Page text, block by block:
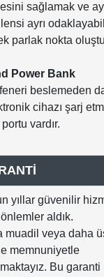
sağlamak ve
ayrı
parlak nokta
Power Bank
beslemeden
cihazı şarj
vardır.
yıllar güvenilir
aldık.
muadil veya daha
memnuniyetle
Bu